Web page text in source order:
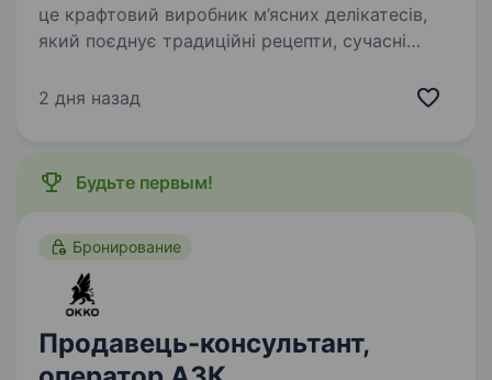
це крафтовий виробник м’ясних делікатесів,
який поєднує традиційні рецепти, сучасні
Ми щодня дбаємо про те, щоб наші гості
2 дня назад
Будьте первым!
Бронирование
Продавець-консультант,